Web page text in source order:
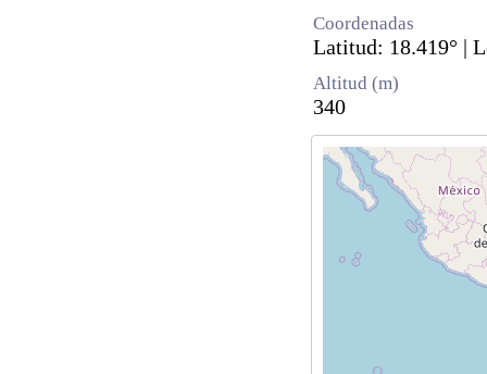
Coordenadas
Latitud: 18.419° |
Altitud (m)
340